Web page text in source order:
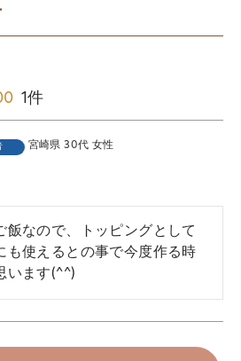
1
宮崎県 30代 女性
飯なので、トッピングとして
も使えるとの事で今度作る時
います(^^)